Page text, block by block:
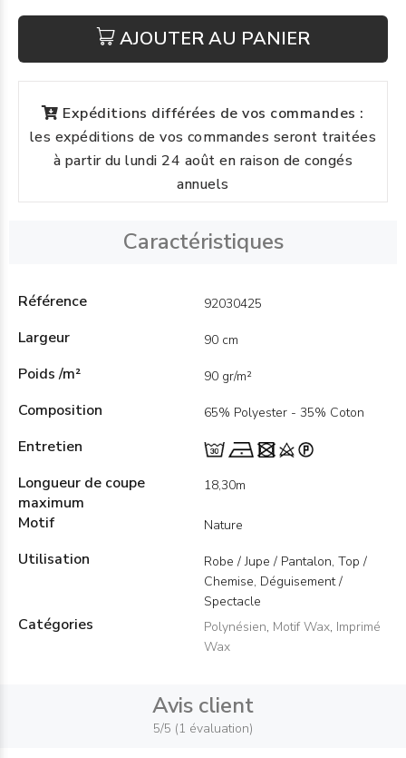
AJOUTER AU PANIER
Expéditions différées de vos commandes :
les expéditions de vos commandes seront traitées
à partir du lundi 24 août en raison de congés
annuels
Caractéristiques
Référence 92030425
Largeur 90 cm
Poids /m² 90 gr/m²
Composition 65% Polyester - 35% Coton
Entretien
Longueur de coupe
maximum
18,30m
Motif Nature
Utilisation
Robe / Jupe / Pantalon, Top /
Chemise, Déguisement /
Spectacle
Catégories Polynésien, Motif Wax, Imprimé
Wax
Avis client
5/5 (1 évaluation)